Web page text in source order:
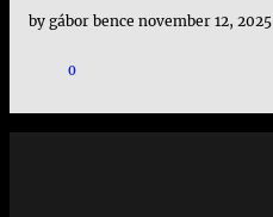
by gábor bence november 12, 2025
0